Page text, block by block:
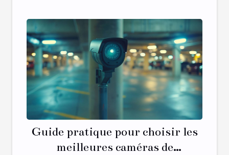
Guide pratique pour choisir les
meilleures caméras de